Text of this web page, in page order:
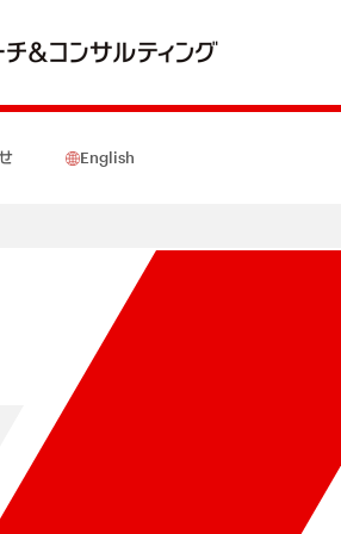
English